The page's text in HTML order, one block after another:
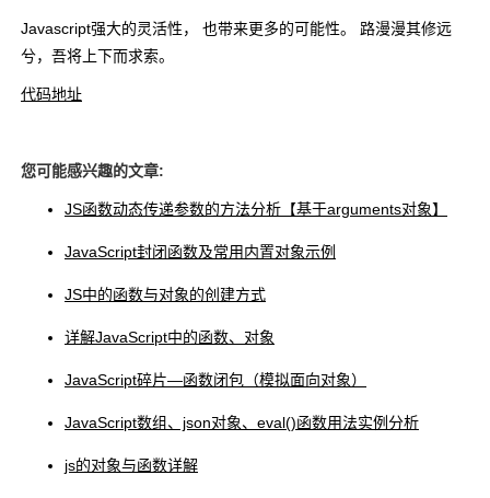
Javascript强大的灵活性， 也带来更多的可能性。 路漫漫其修远
兮，吾将上下而求索。
代码地址
您可能感兴趣的文章:
JS函数动态传递参数的方法分析【基于arguments对象】
JavaScript封闭函数及常用内置对象示例
JS中的函数与对象的创建方式
详解JavaScript中的函数、对象
JavaScript碎片―函数闭包（模拟面向对象）
JavaScript数组、json对象、eval()函数用法实例分析
js的对象与函数详解